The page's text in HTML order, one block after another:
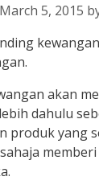
March 5, 2015
akan
dahulu
produk yang